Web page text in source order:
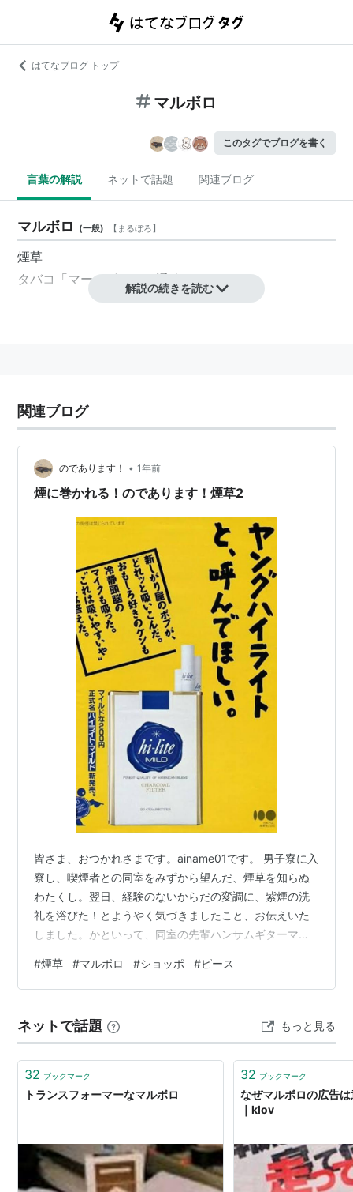
はてなブログ トップ
マルボロ
このタグでブログを書く
言葉の解説 ネットで話題 関連ブログ
マルボロ (一般) 【 まるぼろ】
煙草
タバコ「マールボロ」の通称。
解説の続きを読む
関連ブログ
のであります！ • 1年前
煙に巻かれる！のであります！煙草2
皆さま、おつかれさまです。ainame01です。 男子寮に入
寮し、喫煙者との同室をみずから望んだ、煙草を知らぬ
わたくし。翌日、経験のないからだの変調に、紫煙の洗
礼を浴びた！とようやく気づきましたこと、お伝えいた
しました。かといって、同室の先輩ハンサムギターマン
く、自分と煙草の距離をおいていましたこと、お伝えい
たしました。そして、あのころは、ヨノナカどこでも煙
学旅行のとき、部屋のベランダで、煙草を吸う二人の同
級生を見て、おオッ！と驚くほどに、ウブで堅物であり
ましたわたくし。大学の至るところでプカプ…
#煙草 #マルボロ #ショッポ #ピース
ネットで話題 もっと見る
32 ブックマーク
トランスフォーマーなマルボロ
32 ブックマーク
なぜマルボロの広告
｜klov